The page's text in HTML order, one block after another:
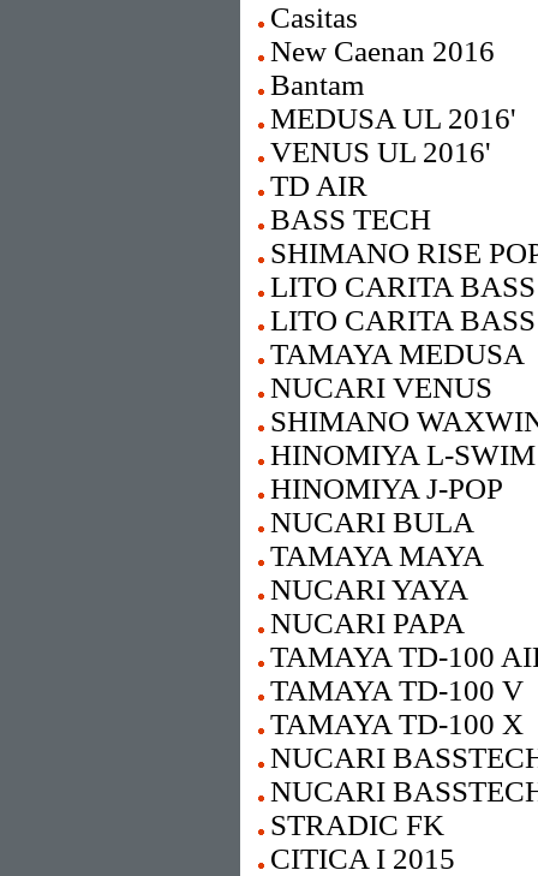
Casitas
New Caenan 2016
Bantam
MEDUSA UL 2016'
VENUS UL 2016'
TD AIR
BASS TECH
SHIMANO RISE
LITO CARITA
LITO CARITA
TAMAYA MEDUSA
NUCARI VENUS
SHIMANO
HINOMIYA L-SWIM
HINOMIYA J-POP
NUCARI BULA
TAMAYA MAYA
NUCARI YAYA
NUCARI PAPA
TAMAYA TD-100
TAMAYA TD-100 V
TAMAYA TD-100 X
NUCARI
NUCARI
STRADIC FK
CITICA I 2015